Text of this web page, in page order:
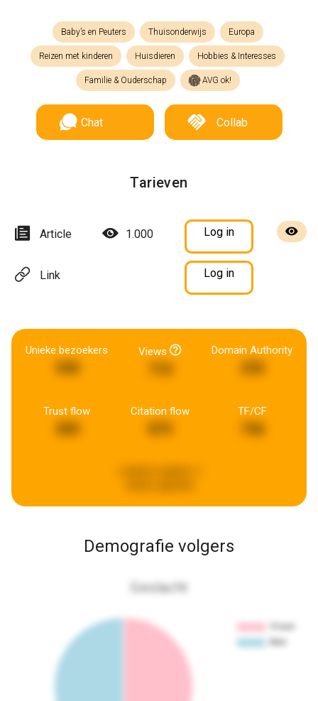
Baby’s en Peuters Thuisonderwijs Europa
Reizen met kinderen Huisdieren Hobbies & Interesses
Familie & Ouderschap AVG ok!
Chat Collab
Tarieven
Article 1.000 Log in
Link Log in
Unieke bezoekers
940
Views Domain Authority
Trust flow
300
Citation flow TF/CF
746
Demografie volgers
Geslacht